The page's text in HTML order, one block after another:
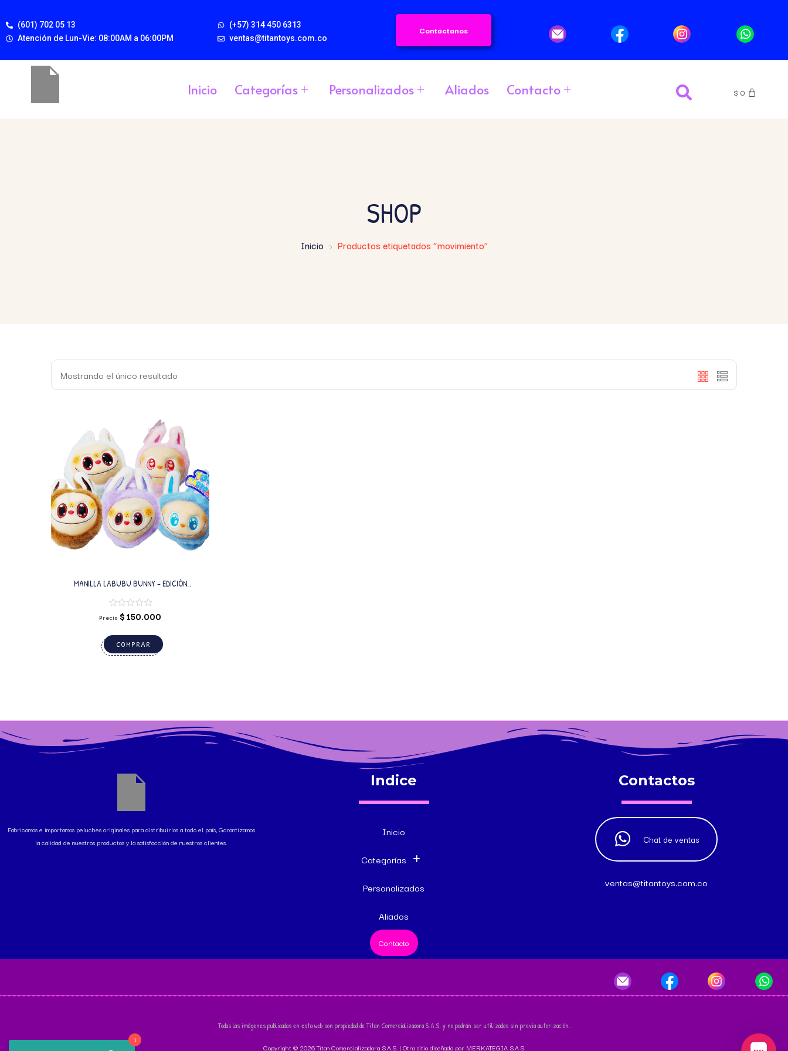
(601) 702 05 13
Atención de Lun-Vie: 08:00AM a 06:00PM
(+57) 314 450 6313
ventas@titantoys.com.co
Contáctanos
Inicio Categorías Personalizados Aliados Contacto $ 0
SHOP
Inicio Productos etiquetados “movimiento”
Mostrando el único resultado
MANILLA LABUBU BUNNY – EDICIÓN
COLECCIONABLE CON MOVIMIENTO, LUCES Y
SONIDO X 12 UNIDADES
Precio $150.000
COMPRAR
Fabricamos e importamos peluches originales para distribuirlos a todo el país, Garantizamos
la calidad de nuestros productos y la satisfacción de nuestros clientes.
Indice
Inicio
Categorías
Personalizados
Aliados
Contacto
Contactos
Chat de ventas
ventas@titantoys.com.co
Todas las imágenes publicadas en esta web son propiedad de Titan Comercializadora S.A.S. y no podrán ser utilizadas sin previa autorización.
Copyright © 2026 Titan Comercializadora S.A.S. | Otro sitio diseñado por MERKATEGIA S.A.S.
1